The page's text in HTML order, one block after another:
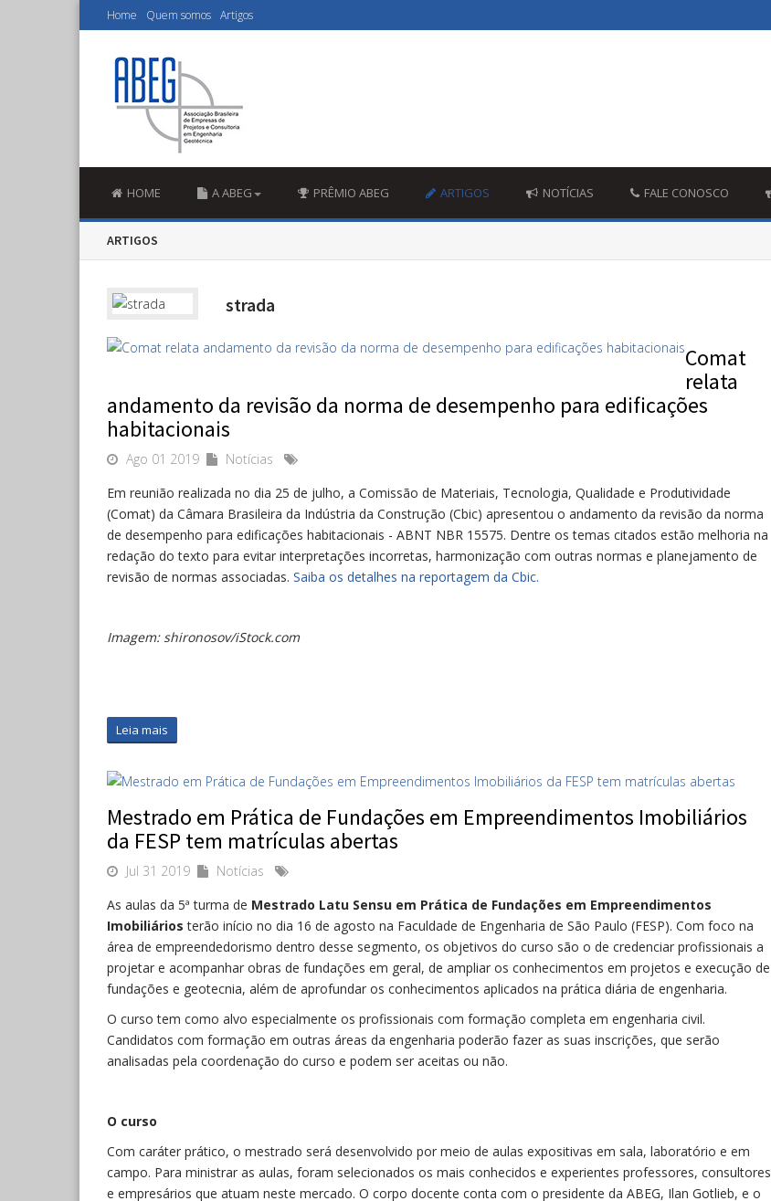
Home Quem somos Artigos
HOME A ABEG PRÊMIO ABEG ARTIGOS NOTÍCIAS FALE CONOSCO
ARTIGOS
strada
Comat
relata
andamento da revisão da norma de desempenho para edificações
habitacionais
Ago 01 2019
Notícias
Em reunião realizada no dia 25 de julho, a Comissão de Materiais, Tecnologia, Qualidade e Produtividade
(Comat) da Câmara Brasileira da Indústria da Construção (Cbic) apresentou o andamento da revisão da norma
de desempenho para edificações habitacionais - ABNT NBR 15575. Dentre os temas citados estão melhoria na
redação do texto para evitar interpretações incorretas, harmonização com outras normas e planejamento de
revisão de normas associadas. Saiba os detalhes na reportagem da Cbic.
Imagem: shironosov/iStock.com
Leia mais
Mestrado em Prática de Fundações em Empreendimentos Imobiliários
da FESP tem matrículas abertas
Jul 31 2019
Notícias
As aulas da 5ª turma de Mestrado Latu Sensu em Prática de Fundações em Empreendimentos
Imobiliários terão início no dia 16 de agosto na Faculdade de Engenharia de São Paulo (FESP). Com foco na
área de empreendedorismo dentro desse segmento, os objetivos do curso são o de credenciar profissionais a
projetar e acompanhar obras de fundações em geral, de ampliar os conhecimentos em projetos e execução de
fundações e geotecnia, além de aprofundar os conhecimentos aplicados na prática diária de engenharia.
O curso tem como alvo especialmente os profissionais com formação completa em engenharia civil.
Candidatos com formação em outras áreas da engenharia poderão fazer as suas inscrições, que serão
analisadas pela coordenação do curso e podem ser aceitas ou não.
O curso
Com caráter prático, o mestrado será desenvolvido por meio de aulas expositivas em sala, laboratório e em
campo. Para ministrar as aulas, foram selecionados os mais conhecidos e experientes professores, consultores
e empresários que atuam neste mercado. O corpo docente conta com o presidente da ABEG, Ilan Gotlieb, e o